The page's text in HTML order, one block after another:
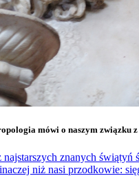
mówi o naszym związku
znanych
niż nasi przodkowie: